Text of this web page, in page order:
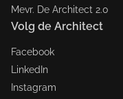
Mevr. De Architect 2.0
Volg de Architect
Facebook
LinkedIn
Instagram